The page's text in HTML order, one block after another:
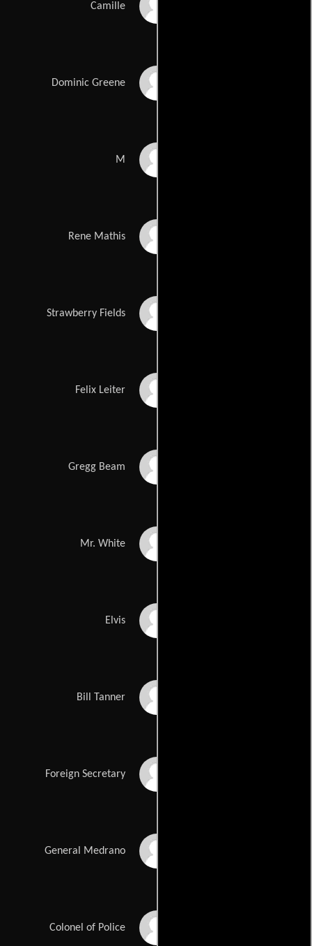
Camille
Dominic Greene
M
Rene Mathis
Strawberry Fields
Felix Leiter
Gregg Beam
Mr. White
Elvis
Bill Tanner
Foreign Secretary
General Medrano
Colonel of Police